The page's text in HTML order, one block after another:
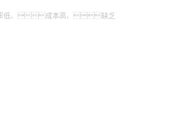
低、成本高、缺乏